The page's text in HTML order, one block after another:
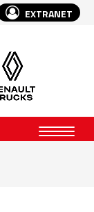
EXTRANET